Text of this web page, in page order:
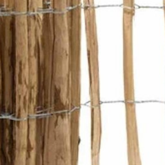
wolven
afrastering
(moes)tuin